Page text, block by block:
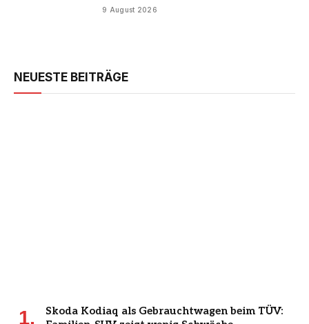
9 August 2026
NEUESTE BEITRÄGE
Skoda Kodiaq als Gebrauchtwagen beim TÜV: